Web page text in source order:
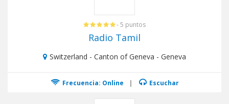
- 5 puntos
Radio Tamil
Switzerland - Canton of Geneva - Geneva
Frecuencia: Online | Escuchar